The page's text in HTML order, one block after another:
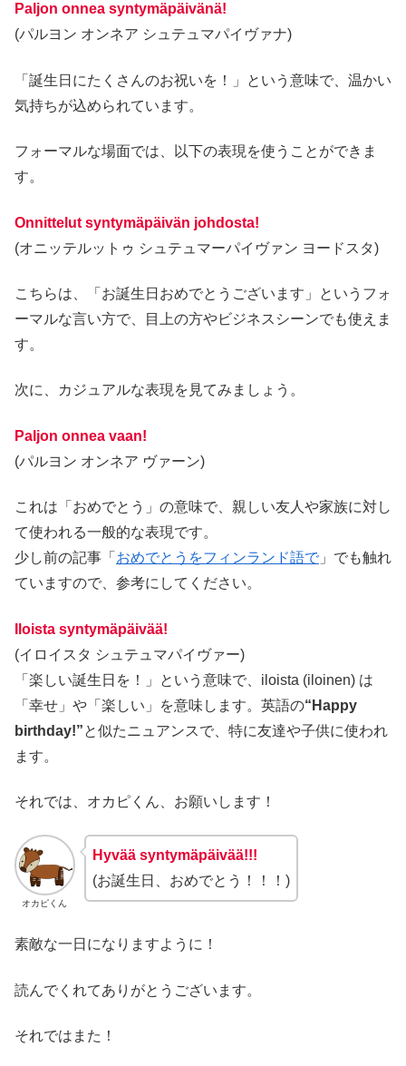
Paljon onnea syntymäpäivänä!
(パルヨン オンネア シュテュマパイヴァナ)
「誕生日にたくさんのお祝いを！」という意味で、温かい
気持ちが込められています。
フォーマルな場面では、以下の表現を使うことができま
す。
Onnittelut syntymäpäivän johdosta!
(オニッテルットゥ シュテュマーパイヴァン ヨードスタ)
こちらは、「お誕生日おめでとうございます」というフォ
ーマルな言い方で、目上の方やビジネスシーンでも使えま
す。
次に、カジュアルな表現を見てみましょう。
Paljon onnea vaan!
(パルヨン オンネア ヴァーン)
これは「おめでとう」の意味で、親しい友人や家族に対し
て使われる一般的な表現です。
少し前の記事「 おめでとうをフィンランド語で」でも触れ
ていますので、参考にしてください。
Iloista syntymäpäivää!
(イロイスタ シュテュマパイヴァー)
「楽しい誕生日を！」という意味で、iloista (iloinen) は
「幸せ」や「楽しい」を意味します。英語の“Happy
birthday!”と似たニュアンスで、特に友達や子供に使われ
ます。
それでは、オカピくん、お願いします！
オカピくん
Hyvää syntymäpäivää!!!
(お誕生日、おめでとう！！！)
素敵な一日になりますように！
読んでくれてありがとうございます。
それではまた！